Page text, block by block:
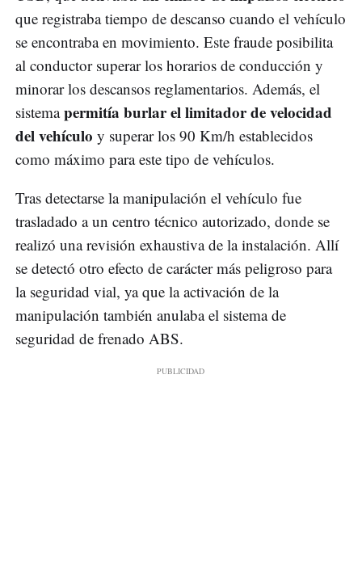
que registraba tiempo de descanso cuando el vehículo
se encontraba en movimiento. Este fraude posibilita
al conductor superar los horarios de conducción y
minorar los descansos reglamentarios. Además, el
sistemapermitía burlar el limitador de velocidad
del vehículo y superar los 90 Km/h establecidos
como máximo para este tipo de vehículos.
Tras detectarse la manipulación el vehículo fue
trasladado a un centro técnico autorizado, donde se
realizó una revisión exhaustiva de la instalación. Allí
se detectó otro efecto de carácter más peligroso para
la seguridad vial, ya que la activación de la
manipulación también anulaba el sistema de
seguridad de frenado ABS.